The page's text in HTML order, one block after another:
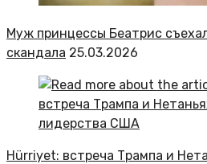
Муж принцессы Беатрис
скандала 25.03.2026
Hürriyet: встреча Трампа и